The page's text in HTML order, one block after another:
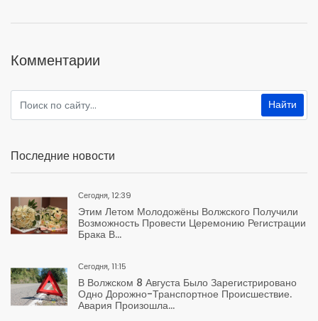
Комментарии
Последние новости
Сегодня, 12:39
Этим Летом Молодожёны Волжского Получили
Возможность Провести Церемонию Регистрации
Брака В...
Сегодня, 11:15
В Волжском 8 Августа Было Зарегистрировано
Одно Дорожно-Транспортное Происшествие.
Авария Произошла...